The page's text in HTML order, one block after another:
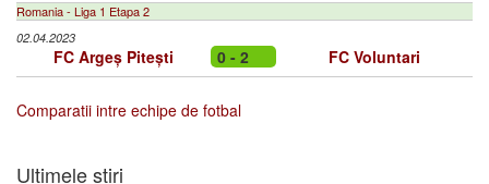
Romania - Liga 1 Etapa 2
02.04.2023
FC Argeș Pitești 0 - 2 FC Voluntari
Comparatii intre echipe de fotbal
Ultimele stiri